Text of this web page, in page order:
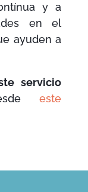
y a
en el
ayuden a
servicio
este